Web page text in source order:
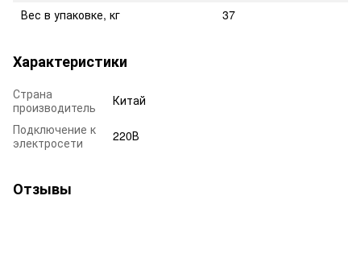
Вес в упаковке, кг
37
Характеристики
Страна
производитель
Китай
Подключение к
электросети
220В
Отзывы